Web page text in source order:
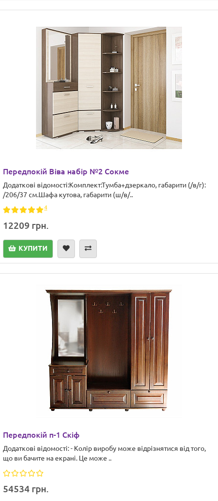
Передпокій Віва набір №2 Сокме
Додаткові відомості:Комплект:Тумба+дзеркало, габарити (/в/г):
/206/37 см.Шафа кутова, габарити (ш/в/..
4
12209 грн.
КУПИТИ
Передпокій п-1 Скіф
Додаткові відомості: - Колір виробу може відрізнятися від того,
що ви бачите на екрані. Це може ..
54534 грн.